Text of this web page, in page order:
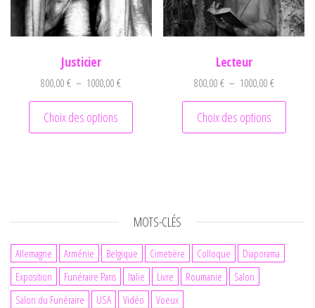
Justicier
800,00€ – 1000,00€Plage de prix : 800,00 € à 1000,00 €
Choix des options
Ce produit a plusieurs variations. Les
Lecteur
800,00€ – 1000,00€Plage de
Choix des options
Ce
MOTS-CLÉS
Allemagne Arménie Belgique Cimetière Colloque
Diaporama
Exposition
Funéraire Paris Italie Livre Roumanie
Salon
Salon du Funéraire
USA Vidéo Voeux